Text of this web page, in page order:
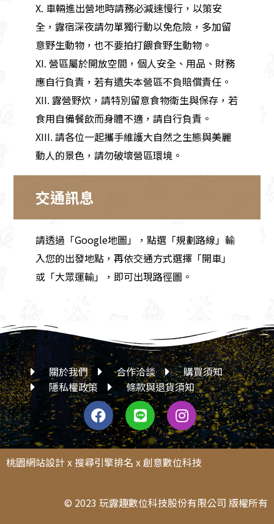
X. 車輛進出營地時請務必減速慢行，以策安
全，露宿深夜請勿單獨行動以免危險，多加留
意野生動物，也不要拍打餵食野生動物。
XI. 營區屬於開放空間，個人安全、用品、財務
應自行負責，若有遺失本營區不負賠償責任。
XII. 露營野炊，請特別留意食物衛生與保存，若
食用自備餐飲而身體不適，請自行負責。
XIII. 請各位一起攜手維護大自然之生態與美麗
動人的景色，請勿破壞營區環境。
交通訊息
請透過「Google地圖」，點選「規劃路線」輸
入您的出發地點，再依交通方式選擇「開車」
或「大眾運輸」，即可出現路徑圖。
關於我們 合作洽談
購買須知
隱私權政策
條款與退貨須知
桃園網站設計x 搜尋引擎排名 x創意數位科技
© 2023 玩露趣數位科技股份有限公司 版權所有